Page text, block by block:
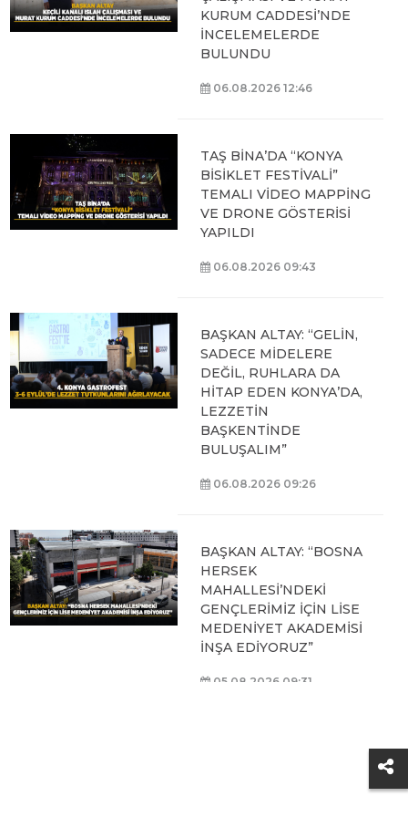
KURUM CADDESİ’NDE
İNCELEMELERDE
BULUNDU
06.08.2026 12:46
TAŞ BİNA’DA “KONYA
BİSİKLET FESTİVALİ”
TEMALI VİDEO MAPPİNG
VE DRONE GÖSTERİSİ
YAPILDI
06.08.2026 09:43
BAŞKAN ALTAY: “GELİN,
SADECE MİDELERE
DEĞİL, RUHLARA DA
HİTAP EDEN KONYA’DA,
LEZZETİN
BAŞKENTİNDE
BULUŞALIM”
06.08.2026 09:26
BAŞKAN ALTAY: “BOSNA
HERSEK
MAHALLESİ’NDEKİ
GENÇLERİMİZ İÇİN LİSE
MEDENİYET AKADEMİSİ
İNŞA EDİYORUZ”
05.08.2026 09:31